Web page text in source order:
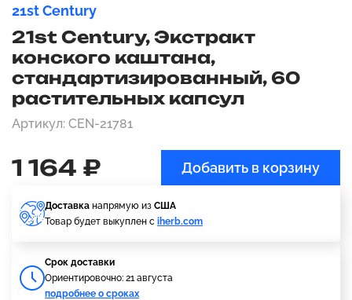
21st Century
21st Century, Экстракт
конского каштана,
стандартизированный, 60
растительных капсул
Артикул: CEN-21781
1 164 ₽ Добавить в корзину
Доставка напрямую из США
Товар будет выкуплен с iherb.com
Cрок доставки
Ориентировочно: 21 августа
подробнее о сроках